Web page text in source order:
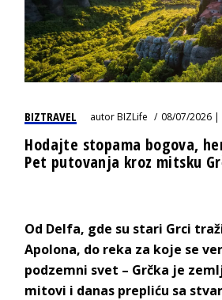
BIZTRAVEL autorBIZLife 08/07/2026 |
Hodajte stopama bogova,
Pet putovanja kroz mitsku
Od Delfa, gde su stari Grci
Apolona, do reka za koje se
podzemni svet – Grčka je
mitovi i danas prepliću sa